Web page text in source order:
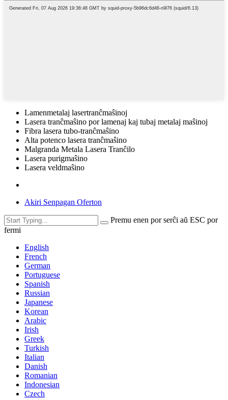
Lamenmetalaj lasertranĉmaŝinoj
Lasera tranĉmaŝino por lamenaj kaj tubaj metalaj maŝinoj
Fibra lasera tubo-tranĉmaŝino
Alta potenco lasera tranĉmaŝino
Malgranda Metala Lasera Tranĉilo
Lasera purigmaŝino
Lasera veldmaŝino
Akiri Senpagan Oferton
Premu enen por serĉi aŭ ESC por
fermi
English
French
German
Portuguese
Spanish
Russian
Japanese
Korean
Arabic
Irish
Greek
Turkish
Italian
Danish
Romanian
Indonesian
Czech